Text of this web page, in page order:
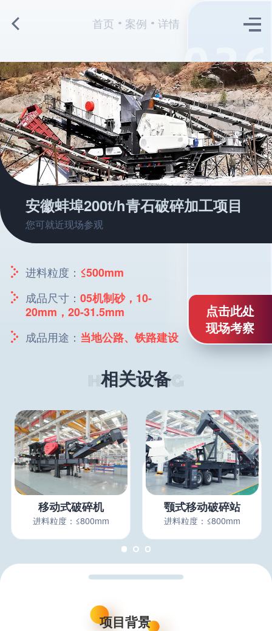
首页 案例 详情
安徽蚌埠200t/h青石破碎加工项目
您可就近现场参观
进料粒度： ≤500mm
成品尺寸： 05机制砂，10-
20mm，20-31.5mm
成品用途： 当地公路、铁路建设
点击此处
现场考察
相关设备
移动式破碎机
进料粒度：≤800mm
颚式移动破碎站
进料粒度：≤800mm
项目背景